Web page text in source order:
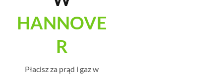
HANNOVE
R
Płacisz za prąd i gaz w